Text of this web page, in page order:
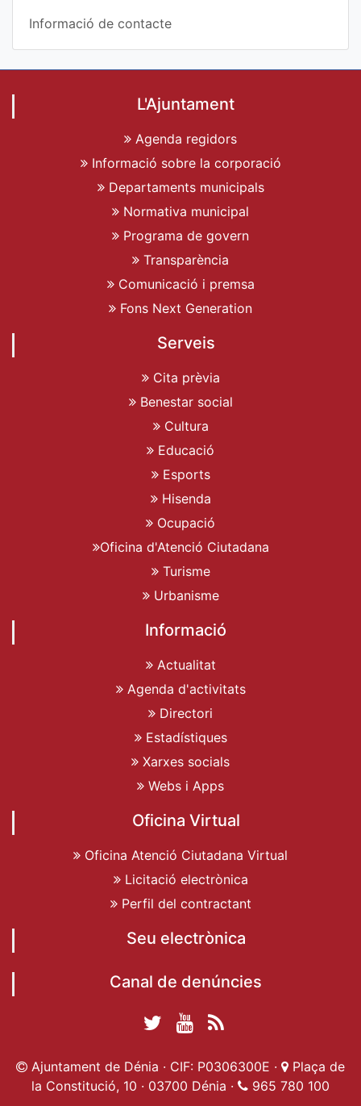
Informació de contacte
L'Ajuntament
Agenda regidors
Informació sobre la corporació
Departaments municipals
Normativa municipal
Programa de govern
Transparència
Comunicació i premsa
Fons Next Generation
Serveis
Cita prèvia
Benestar social
Cultura
Educació
Esports
Hisenda
Ocupació
Oficina d'Atenció Ciutadana
Turisme
Urbanisme
Informació
Actualitat
Agenda d'activitats
Directori
Estadístiques
Xarxes socials
Webs i Apps
Oficina Virtual
Oficina Atenció Ciutadana Virtual
Licitació electrònica
Perfil del contractant
Seu electrònica
Canal de denúncies
de Dénia
Twitter Ajuntament
de Dénia
Ajuntament de
Dénia
Actualitat
Ajuntament
Ajuntament de Dénia · CIF: P0306300E ·
Plaça de
la Constitució, 10 · 03700 Dénia ·
965 780 100